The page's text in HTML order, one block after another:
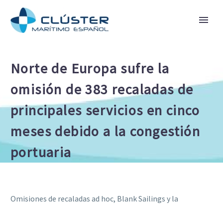
Norte de Europa sufre la
omisión de 383 recaladas de
principales servicios en cinco
meses debido a la congestión
portuaria
Omisiones de recaladas ad hoc, Blank Sailings y la